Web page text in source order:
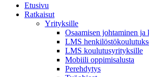
Close
Menu
Etusivu
Ratkaisut
Yrityksille
Osaamisen johtaminen ja
LMS
LMS koulutusyrityksille
Mobiili oppimisalusta
Perehdytys